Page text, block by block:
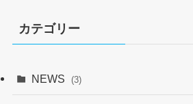
カテゴリー
NEWS (3)